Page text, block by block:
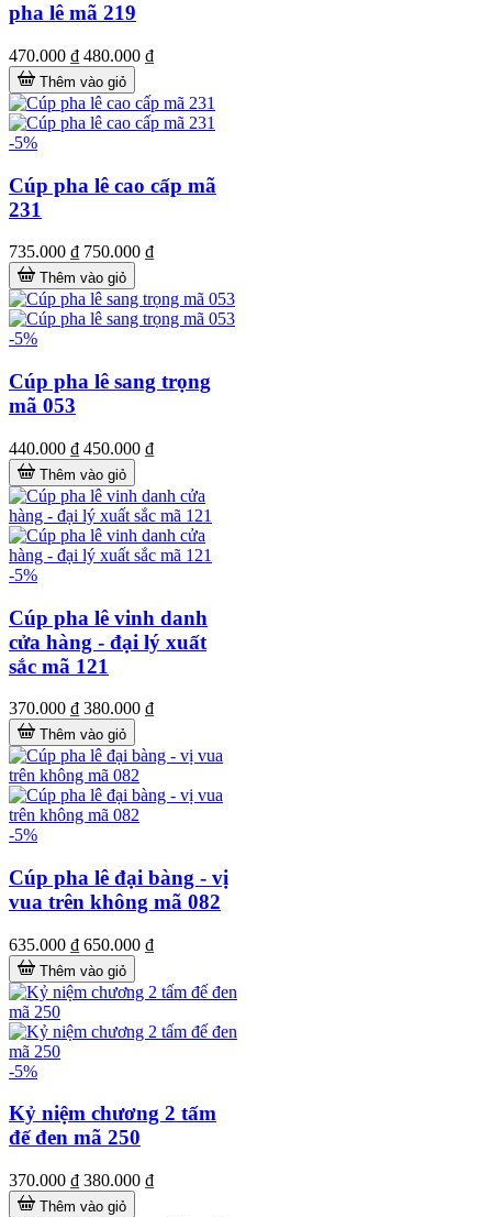
pha lê mã 219
470.000 ₫ 480.000 ₫
Thêm vào giỏ
-5%
Cúp pha lê cao cấp mã
231
735.000 ₫ 750.000 ₫
Thêm vào giỏ
-5%
Cúp pha lê sang trọng
mã 053
440.000 ₫ 450.000 ₫
Thêm vào giỏ
-5%
Cúp pha lê vinh danh
cửa hàng - đại lý xuất
sắc mã 121
370.000 ₫ 380.000 ₫
Thêm vào giỏ
-5%
Cúp pha lê đại bàng - vị
vua trên không mã 082
635.000 ₫ 650.000 ₫
Thêm vào giỏ
-5%
Kỷ niệm chương 2 tấm
đế đen mã 250
370.000 ₫ 380.000 ₫
Thêm vào giỏ